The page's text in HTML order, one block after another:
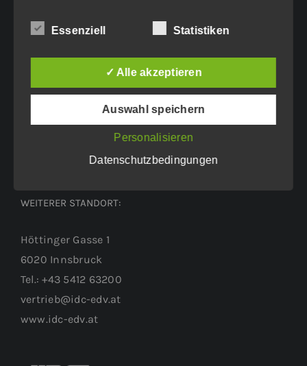
HAUPTGESCHÄFTSSITZ:
6460 Imst
Tel.: +43 5412 63200
vertrieb@idc-edv.at
WEITERER STANDORT:
Höttinger Gasse 1
6020 Innsbruck
Tel.: +43 5412 63200
vertrieb@idc-edv.at
www.idc-edv.at
Essenziell Statistiken
✓ Alle akzeptieren
Auswahl speichern
Personalisieren
Datenschutzbedingungen